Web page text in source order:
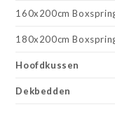
160x200cm
180x200cm
Hoofdkussen
Dekbedden